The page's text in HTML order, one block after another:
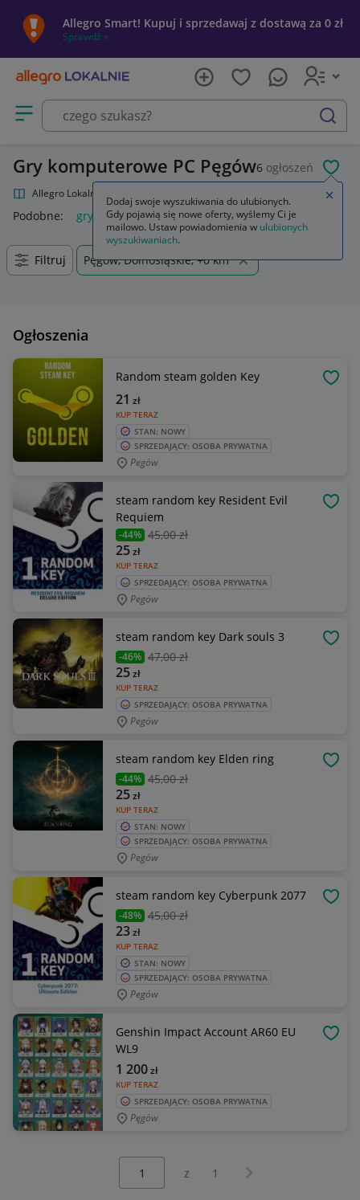
Allegro Smart! Kupuj i sprzedawaj z dostawą za 0 zł
Sprawdź »
Otwórz menu z kategoriami
szukaj
Gry komputerowe PC Pęgów6 ogłoszeń
Allegro Lokalnie Gry komputerowe PC
Podobne: gry komputerowe na pc
Filtruj Pęgów, Dolnośląskie, +0 km
Ogłoszenia
Random steam golden Key
KUP TERAZ
21 zł
STAN: NOWY
SPRZEDAJĄCY: OSOBA PRYWATNA
Pegów
steam random key Resident Evil
Requiem
-44% 45,00 zł
KUP TERAZ
25zł
SPRZEDAJĄCY: OSOBA PRYWATNA
Pegów
steam random key Dark souls 3
-46% 47,00 zł
KUP TERAZ
25zł
SPRZEDAJĄCY: OSOBA PRYWATNA
Pegów
steam random key Elden ring
-44% 45,00 zł
KUP TERAZ
25zł
STAN: NOWY
SPRZEDAJĄCY: OSOBA PRYWATNA
Pegów
steam random key Cyberpunk 2077
-48% 45,00 zł
KUP TERAZ
23zł
STAN: NOWY
SPRZEDAJĄCY: OSOBA PRYWATNA
Pegów
Genshin Impact Account AR60 EU
WL9
KUP TERAZ
1 200zł
SPRZEDAJĄCY: OSOBA PRYWATNA
Pęgów
z 1 Następna strona
Dodaj swoje wyszukiwania do ulubionych.
Gdy pojawią się nowe oferty, wyślemy Ci je
mailowo. Ustaw powiadomienia w ulubionych
wyszukiwaniach.